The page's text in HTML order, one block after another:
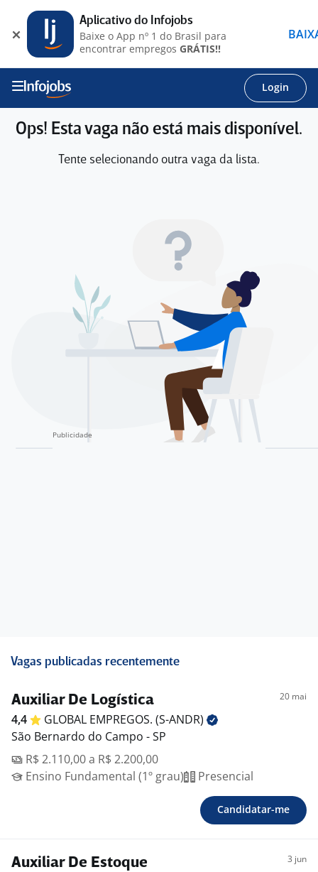
Login
Ops! Esta vaga não está mais disponível.
Tente selecionando outra vaga da lista.
Vagas publicadas recentemente
Auxiliar De Logística 20 mai
4,4 GLOBAL EMPREGOS. (S-ANDR)
São Bernardo do Campo - SP
R$ 2.110,00 a R$ 2.200,00
Ensino Fundamental (1º grau)
Presencial
Candidatar-me
Auxiliar De Estoque 3 jun
Aplicativo do Infojobs
Baixe o App nº 1 do Brasil para
encontrar empregos GRÁTIS!!